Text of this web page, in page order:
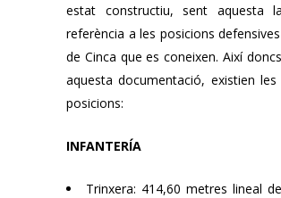
estat constructiu, sent aquesta
referència a les posicions
de Cinca que es coneixen. Així
aquesta documentació, existien les
posicions:
INFANTERÍA
Trinxera: 414,60 metres lineal